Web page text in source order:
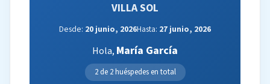
VILLA SOL
Desde: 20 junio, 2026Hasta: 27 junio, 2026
Hola, María García
2 de 2 huéspedes en total